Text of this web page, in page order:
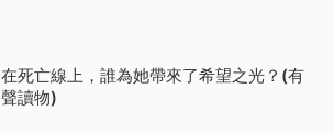
在死亡線上，誰為她帶來了希望之光？(有
聲讀物)